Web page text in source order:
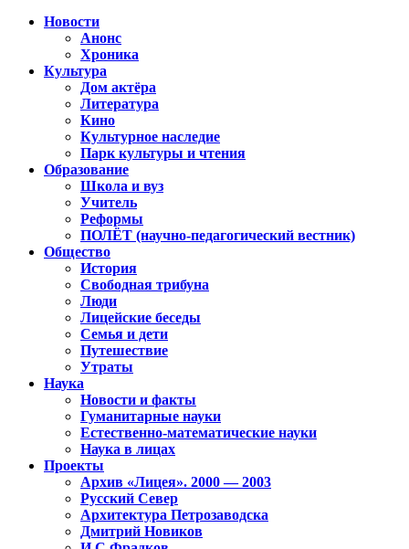
Новости
Анонс
Хроника
Культура
Дом актёра
Литература
Кино
Культурное наследие
Парк культуры и чтения
Образование
Школа и вуз
Учитель
Реформы
ПОЛЁТ (научно-педагогический вестник)
Общество
История
Свободная трибуна
Люди
Лицейские беседы
Семья и дети
Путешествие
Утраты
Наука
Новости и факты
Гуманитарные науки
Естественно-математические науки
Наука в лицах
Проекты
Архив «Лицея». 2000 — 2003
Русский Север
Архитектура Петрозаводска
Дмитрий Новиков